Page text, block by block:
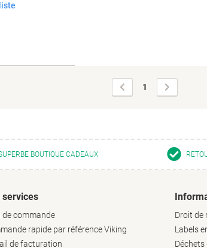
au panier
Page
précédente
1
suivante
BOUTIQUE CADEAUX
services
de commande
rapide par référence Viking
de facturation
Droit de
Labels
Déchets